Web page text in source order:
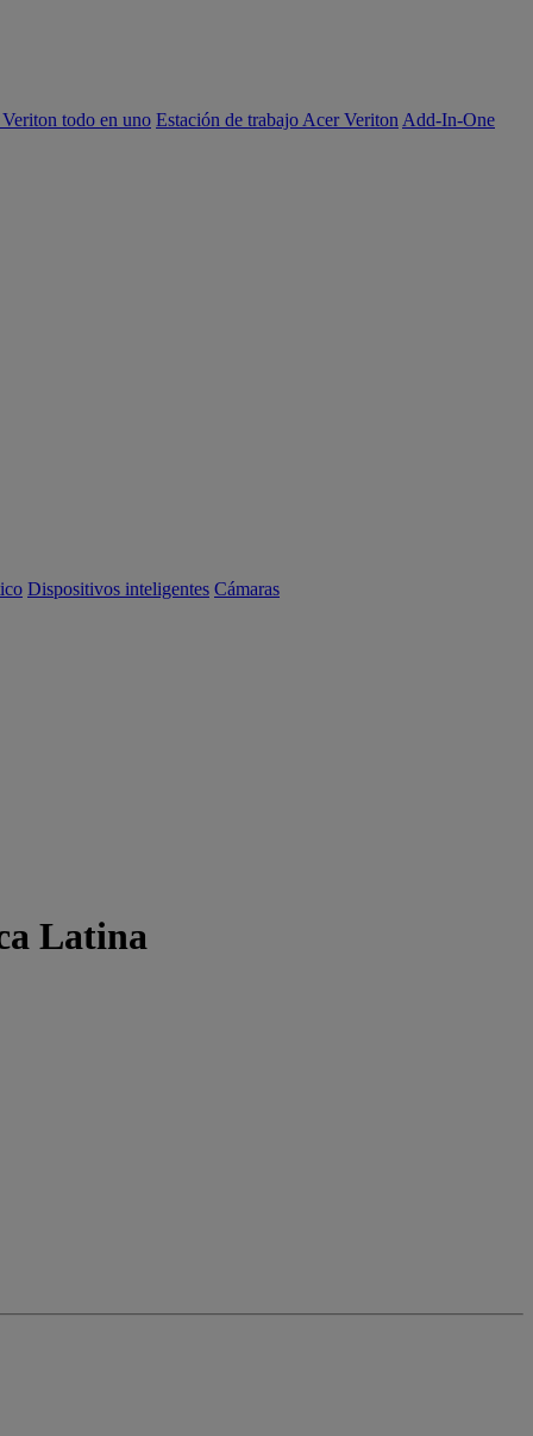
todo en uno Estación de trabajo Acer Veriton Add-In-One
Dispositivos inteligentes Cámaras
Latina